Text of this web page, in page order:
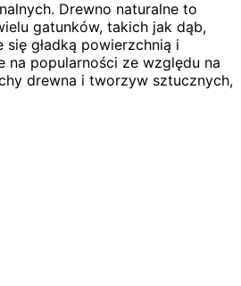
Drewno naturalne to
gatunków, takich jak dąb,
gładką powierzchnią i
na popularności ze względu na
drewna i tworzyw sztucznych,